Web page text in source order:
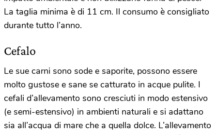
La taglia minima è di 11 cm. Il consumo è consigliato
durante tutto l’anno.
Cefalo
Le sue carni sono sode e saporite, possono essere
molto gustose e sane se catturato in acque pulite. I
cefali d’allevamento sono cresciuti in modo estensivo
(e semi-estensivo) in ambienti naturali e si adattano
sia all’acqua di mare che a quella dolce. L’allevamento